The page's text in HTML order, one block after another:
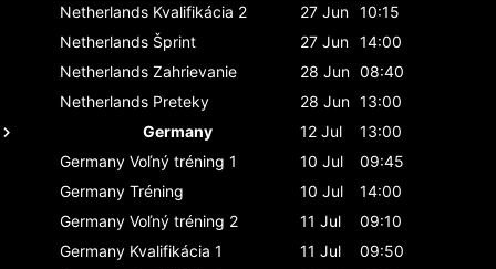
Netherlands Kvalifikácia 2 27 Jun 10:15
Netherlands Šprint 27 Jun 14:00
Netherlands Zahrievanie 28 Jun 08:40
Netherlands Preteky 28 Jun 13:00
Germany
12 Jul
13:00
Germany Voľný tréning 1 10 Jul
09:45
Germany Tréning 10 Jul
14:00
Germany Voľný tréning 2 11 Jul
09:10
Germany Kvalifikácia 1 11 Jul
09:50